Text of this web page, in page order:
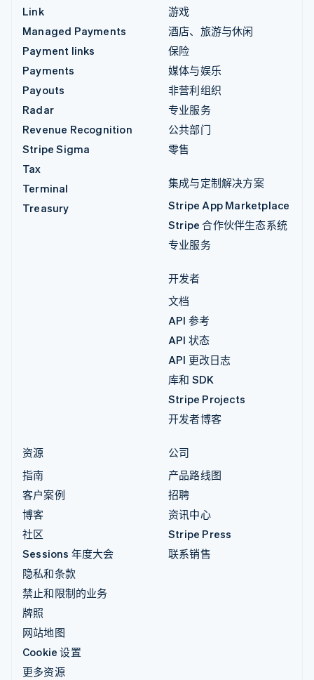
Link
Managed Payments
Payment links
Payments
Payouts
Radar
Revenue Recognition
Stripe Sigma
Tax
Terminal
Treasury
游戏
酒店、旅游与休闲
保险
媒体与娱乐
非营利组织
专业服务
公共部门
零售
集成与定制解决方案
Stripe App Marketplace
Stripe 合作伙伴生态系统
专业服务
开发者
文档
API 参考
API 状态
API 更改日志
库和 SDK
Stripe Projects
开发者博客
资源
指南
客户案例
博客
社区
Sessions 年度大会
隐私和条款
禁止和限制的业务
牌照
网站地图
Cookie 设置
更多资源
公司
产品路线图
招聘
资讯中心
Stripe Press
联系销售